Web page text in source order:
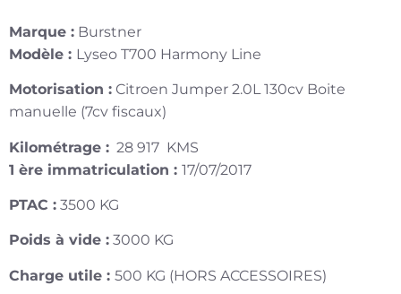
Marque : Burstner
Modèle : Lyseo T700 Harmony Line
Motorisation : Citroen Jumper 2.0L 130cv Boite
manuelle (7cv fiscaux)
Kilométrage : 28 917 KMS
1 ère immatriculation : 17/07/2017
PTAC : 3500 KG
Poids à vide : 3000 KG
Charge utile : 500 KG (HORS ACCESSOIRES)